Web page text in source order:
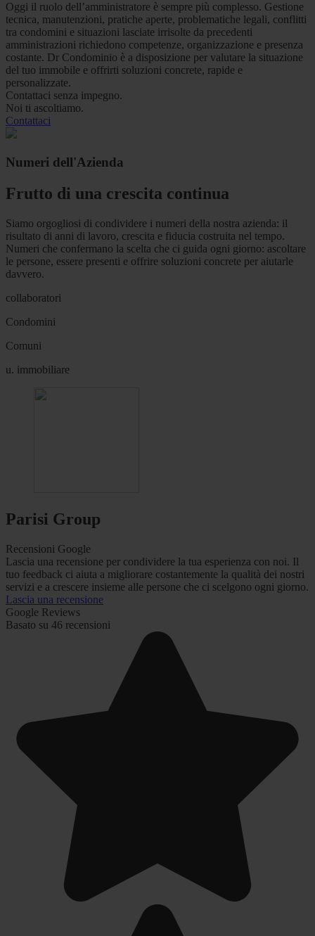
Oggi il ruolo dell’amministratore è sempre più complesso. Gestione
tecnica, manutenzioni, pratiche aperte, problematiche legali, conflitti
tra condomini e situazioni lasciate irrisolte da precedenti
amministrazioni richiedono competenze, organizzazione e presenza
costante. Dr Condominio è a disposizione per valutare la situazione
del tuo immobile e offrirti soluzioni concrete, rapide e
personalizzate.
Contattaci senza impegno.
Noi ti ascoltiamo.
Contattaci
Numeri dell'Azienda
Frutto di una crescita continua
Siamo orgogliosi di condividere i numeri della nostra azienda: il
risultato di anni di lavoro, crescita e fiducia costruita nel tempo.
Numeri che confermano la scelta che ci guida ogni giorno: ascoltare
le persone, essere presenti e offrire soluzioni concrete per aiutarle
davvero.
collaboratori
Condomini
Comuni
u. immobiliare
Parisi Group
Recensioni Google
Lascia una recensione per condividere la tua esperienza con noi. Il
tuo feedback ci aiuta a migliorare costantemente la qualità dei nostri
servizi e a crescere insieme alle persone che ci scelgono ogni giorno.
Lascia una recensione
Google Reviews
Basato su 46 recensioni